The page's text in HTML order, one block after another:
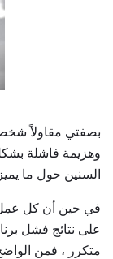
بصفتي مقاولاً
وهزيمة فاشلة
السنين حول ما
في حين أن كل عمل
متكرر ، فمن